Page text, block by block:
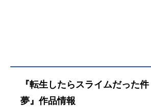
『転生したらスライムだった
夢』作品情報